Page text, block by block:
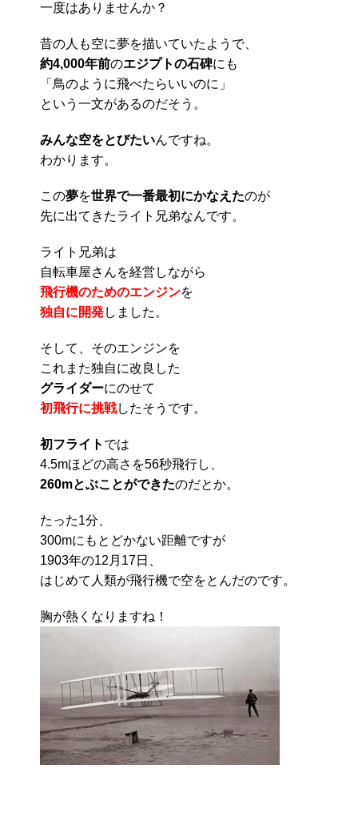
一度はありませんか？
昔の人も空に夢を描いていたようで、
約4,000年前のエジプトの石碑にも
「鳥のように飛べたらいいのに」
という一文があるのだそう。
みんな空をとびたいんですね。
わかります。
この夢を世界で一番最初にかなえたのが
先に出てきたライト兄弟なんです。
ライト兄弟は
自転車屋さんを経営しながら
飛行機のためのエンジンを
独自に開発しました。
そして、そのエンジンを
これまた独自に改良した
グライダーにのせて
初飛行に挑戦したそうです。
初フライト では
4.5mほどの高さを56秒飛行し、
260mとぶことができたのだとか。
たった1分、
300mにもとどかない距離ですが
1903年の12月17日、
はじめて人類が飛行機で空をとんだのです。
胸が熱くなりますね！